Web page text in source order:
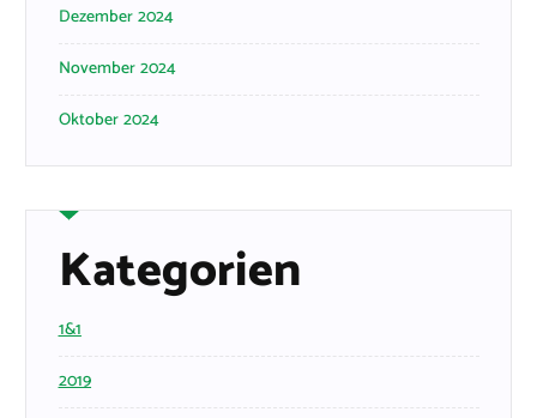
Dezember 2024
November 2024
Oktober 2024
Kategorien
1&1
2019